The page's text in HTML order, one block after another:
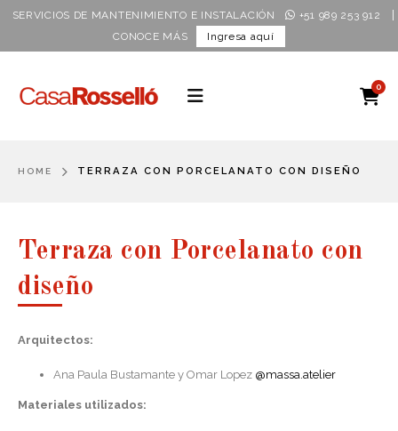
SERVICIOS DE MANTENIMIENTO E INSTALACIÓN +51 989 253 912
CONOCE MÁS Ingresa aquí
0
HOME TERRAZA CON PORCELANATO CON DISEÑO
Terraza con Porcelanato con
diseño
Arquitectos:
Ana Paula Bustamante y Omar Lopez @massa.atelier
Materiales utilizados: